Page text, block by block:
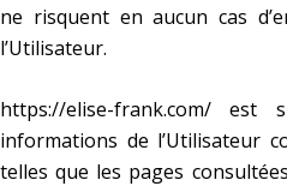
ne risquent en aucun cas
l’Utilisateur.
https://elise-frank.com/ est
informations de l’Utilisateur
telles que les pages